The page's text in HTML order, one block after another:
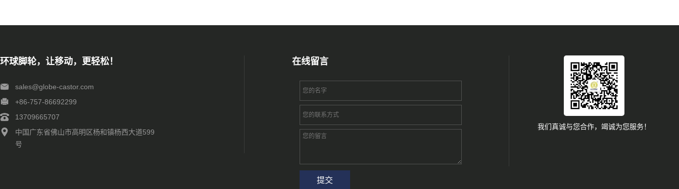
环球脚轮，让移动，更轻松！
sales@globe-castor.com
+86-757-86692299
13709665707
中国广东省佛山市高明区杨和镇杨西大道599
号
在线留言
我们真诚与您合作，竭诚为您服务！